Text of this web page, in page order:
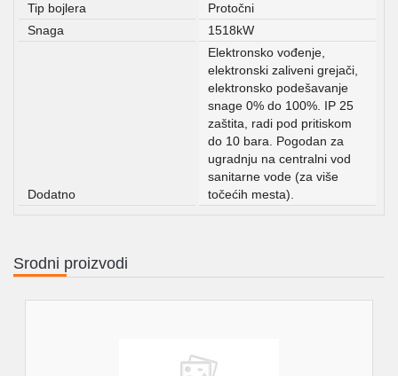
Tip bojlera
Protočni
Snaga
1518kW
Dodatno
Elektronsko vođenje,
elektronski zaliveni grejači,
elektronsko podešavanje
snage 0% do 100%. IP 25
zaštita, radi pod pritiskom
do 10 bara. Pogodan za
ugradnju na centralni vod
sanitarne vode (za više
točećih mesta).
Srodni proizvodi